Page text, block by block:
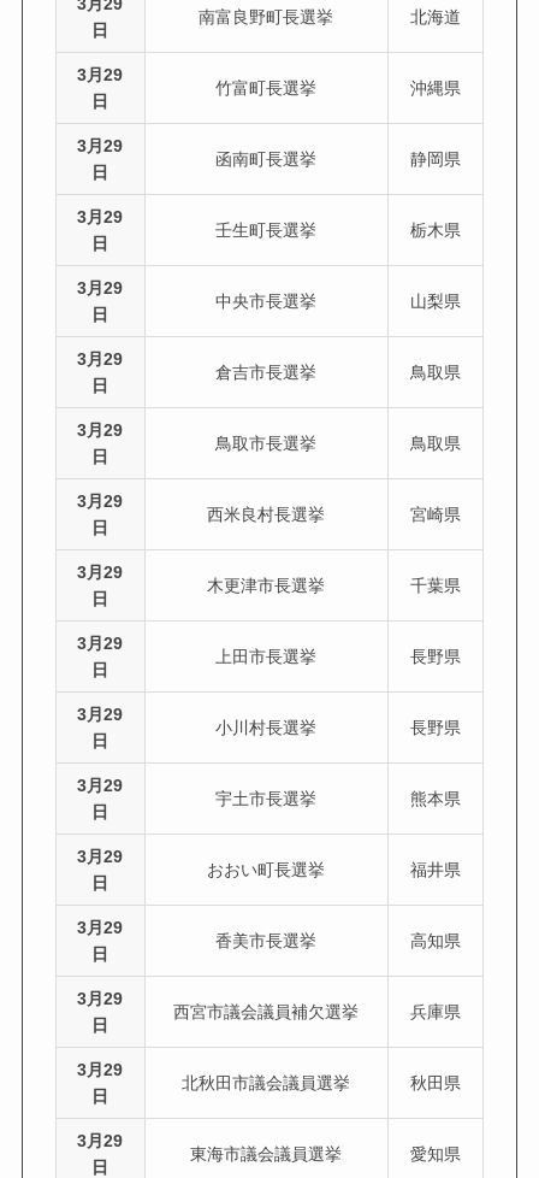
日
南富良野町長選挙 北海道
3月29
日
竹富町長選挙 沖縄県
3月29
日
函南町長選挙 静岡県
3月29
日
壬生町長選挙 栃木県
3月29
日
中央市長選挙 山梨県
3月29
日
倉吉市長選挙 鳥取県
3月29
日
鳥取市長選挙 鳥取県
3月29
日
西米良村長選挙 宮崎県
3月29
日
木更津市長選挙 千葉県
3月29
日
上田市長選挙 長野県
3月29
日
小川村長選挙 長野県
3月29
日
宇土市長選挙 熊本県
3月29
日
おおい町長選挙 福井県
3月29
日
香美市長選挙 高知県
3月29
日
西宮市議会議員補欠選挙 兵庫県
3月29
日
北秋田市議会議員選挙 秋田県
3月29
日
東海市議会議員選挙 愛知県